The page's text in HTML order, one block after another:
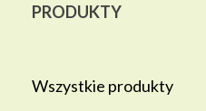
PRODUKTY
Wszystkie produkty